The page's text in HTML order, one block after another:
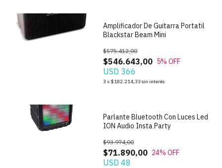
Amplificador De Guitarra Portatil
Blackstar Beam Mini
$546.643,00
$575.412,00
5% OFF
USD 366
3 x $182.214,33 sin interés
Parlante Bluetooth Con Luces Led
ION Audio Insta Party
$71.890,00
$93.974,00
24% OFF
USD 48